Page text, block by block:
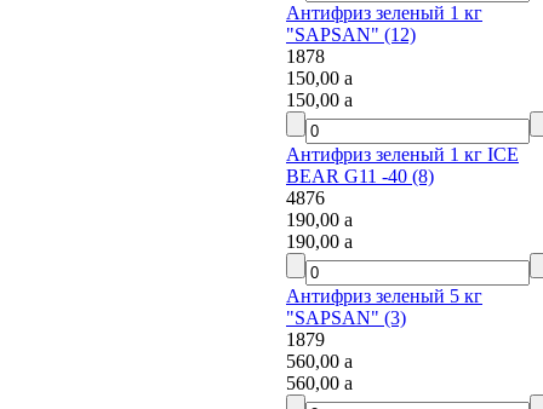
Антифриз зеленый 1 кг
"SAPSAN" (12)
1878
150,00a
150,00a
Антифриз зеленый 1 кг ICE
BEAR G11 -40 (8)
4876
190,00a
190,00a
Антифриз зеленый 5 кг
"SAPSAN" (3)
1879
560,00a
560,00a